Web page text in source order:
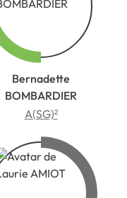
Bernadette
BOMBARDIER
A(SG)²